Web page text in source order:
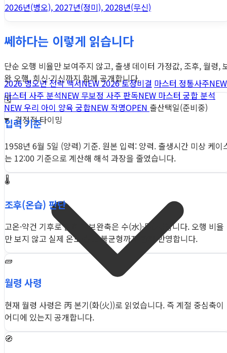
2026 병오년 전략 백서NEW2026 토정비결 마스터 정통사주NEW
마스터 사주 분석NEW무보정 사주 판독NEW마스터 궁합 분석
NEW 우리 아이 양육 궁합NEW 작명OPEN 출산택일(준비중)
결정적 타이밍
2026년(병오), 2027년(정미), 2028년(무신)
쎄하다는 이렇게 읽습니다
단순 오행 비율만 보여주지 않고, 출생 데이터 가정값, 조후, 월령,
완 오행, 희신·기신까지 함께 공개합니다.
🗓️
입력 기준
1958년 6월 5일 (양력) 기준. 원본 입력: 양력. 출생시간 미상 케이
는 12:00 기준으로 계산해 해석 과장을 줄였습니다.
🌡️
조후(온습) 판단
고온·약건 기후로 읽히며 보완축은 수(水)·목(木)입니다. 오행 비율
만 보지 않고 실제 온도·습도 불균형까지 함께 반영합니다.
🧱
월령 사령
현재 월령 사령은 丙 본기(화(火))로 읽었습니다. 즉 계절 중심축이
어디에 있는지 공개합니다.
🧭